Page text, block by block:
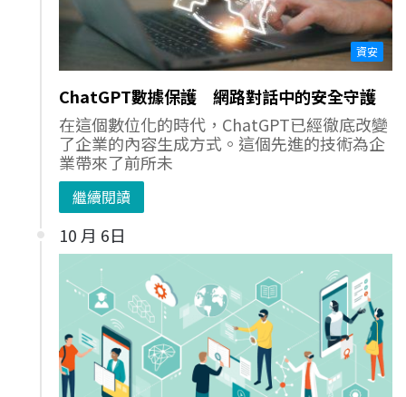
資安
ChatGPT數據保護 網路對話中的安全守護
在這個數位化的時代，ChatGPT已經徹底改變
了企業的內容生成方式。這個先進的技術為企
業帶來了前所未
繼續閱讀
10 月 6日